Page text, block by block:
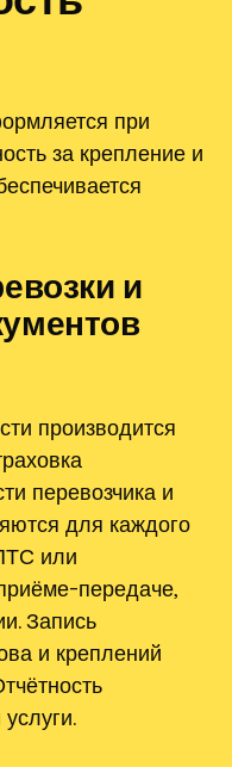
при
за крепление и
и
производится
перевозчика и
для каждого
или
передаче‚
Запись
и креплений